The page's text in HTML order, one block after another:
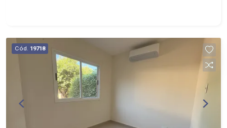
e Av. Braz Olaia Costa.
Cód. 19718